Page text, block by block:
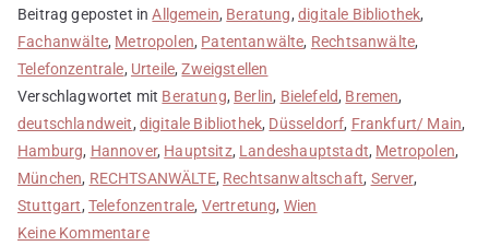
Beitrag gepostet inAllgemein, Beratung, digitale Bibliothek,
Fachanwälte, Metropolen, Patentanwälte, Rechtsanwälte,
Telefonzentrale, Urteile,Zweigstellen
Verschlagwortet mit Beratung, Berlin, Bielefeld, Bremen,
deutschlandweit, digitale Bibliothek, Düsseldorf, Frankfurt/ Main,
Hamburg, Hannover, Hauptsitz, Landeshauptstadt, Metropolen,
München, RECHTSANWÄLTE, Rechtsanwaltschaft, Server,
Stuttgart, Telefonzentrale, Vertretung, Wien
Keine Kommentarezu